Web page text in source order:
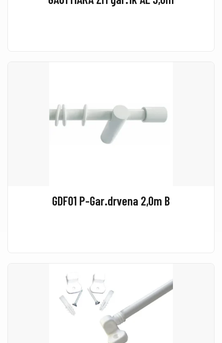
GDF01 P-Gar.drvena 2,0m B